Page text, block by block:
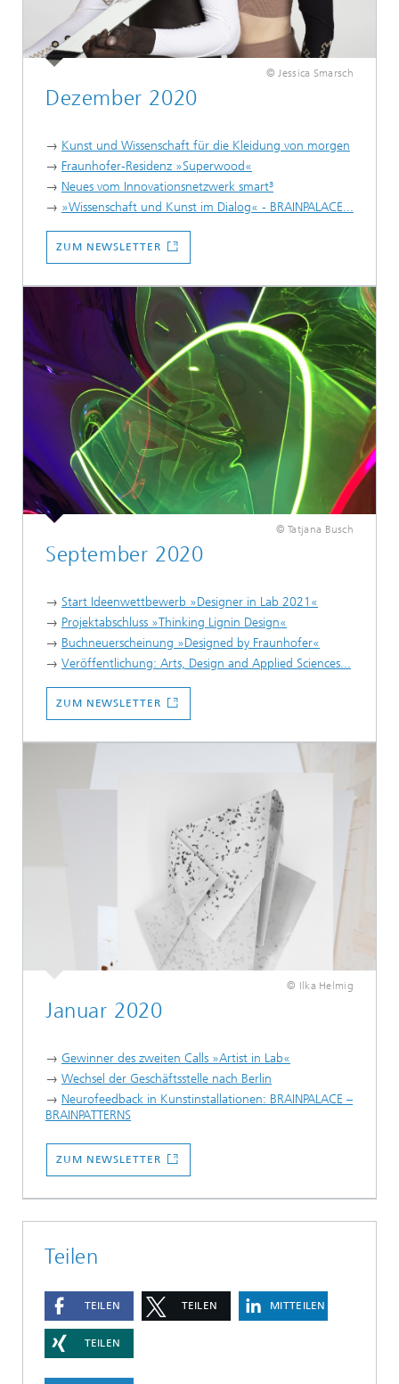
© Jessica Smarsch
Dezember 2020
→ Kunst und Wissenschaft für die Kleidung von morgen
→ Fraunhofer-Residenz »Superwood«
→ Neues vom Innovationsnetzwerk smart³
→ »Wissenschaft und Kunst im Dialog« - BRAINPALACE...
ZUM NEWSLETTER
© Tatjana Busch
September 2020
→ Start Ideenwettbewerb »Designer in Lab 2021«
→ Projektabschluss »Thinking Lignin Design«
→ Buchneuerscheinung »Designed by Fraunhofer«
→ Veröffentlichung: Arts, Design and Applied Sciences...
ZUM NEWSLETTER
© Ilka Helmig
Januar 2020
→ Gewinner des zweiten Calls »Artist in Lab«
→ Wechsel der Geschäftsstelle nach Berlin
→ Neurofeedback in Kunstinstallationen: BRAINPALACE –
BRAINPATTERNS
ZUM NEWSLETTER
Teilen
TEILEN TEILEN MITTEILEN
TEILEN